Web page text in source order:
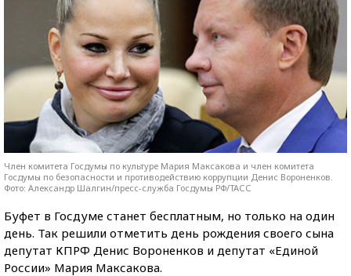
Член комитета Госдумы по культуре Мария Максакова и член комитета
Госдумы по безопасности и противодействию коррупции Денис Вороненков.
Фото: Александр Шалгин/пресс-служба Госдумы РФ/ТАСС
Буфет в Госдуме станет бесплатным, но только на один
день. Так решили отметить день рождения своего сына
депутат КПРФ Денис Вороненков и депутат «Единой
России» Мария Максакова.